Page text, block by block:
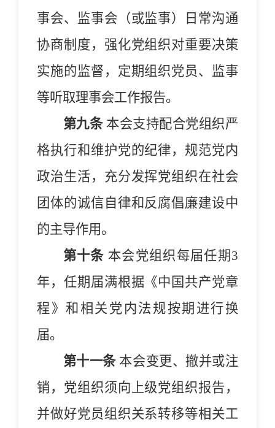
事会、监事会（或监事）日常沟通
协商制度，强化党组织对重要决策
实施的监督，定期组织党员、监事
等听取理事会工作报告。
第九条 本会支持配合党组织严
格执行和维护党的纪律，规范党内
政治生活，充分发挥党组织在社会
团体的诚信自律和反腐倡廉建设中
的主导作用。
第十条 本会党组织每届任期3
年，任期届满根据《中国共产党章
程》和相关党内法规按期进行换
届。
第十一条本会变更、撤并或注
销，党组织须向上级党组织报告，
并做好党员组织关系转移等相关工